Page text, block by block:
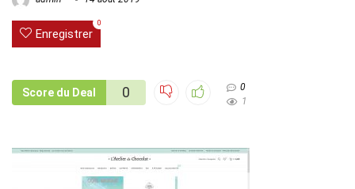
Enregistrer
0
Score du Deal 0
0
1